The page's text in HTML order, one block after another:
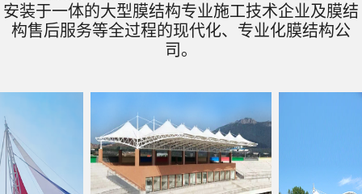
安装于一体的大型膜结构专业施工技术企业及膜结
构售后服务等全过程的现代化、专业化膜结构公
司。